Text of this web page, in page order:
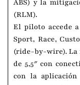
ABS) y la
(RLM).
El piloto accede
Sport, Race,
(ride-by-wire). La
de 5,5″ con
con la